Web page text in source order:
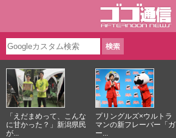
「えだまめって、こんな
に甘かった？」新潟県民
が...
プリングルズ×ウルトラ
マンの新フレーバー「ガ
ー...